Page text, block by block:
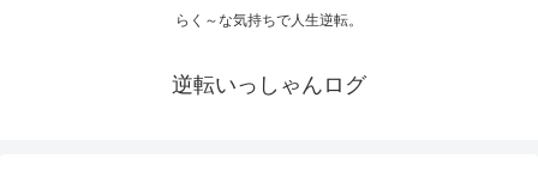
らく～な気持ちで人生逆転。
逆転いっしゃんログ